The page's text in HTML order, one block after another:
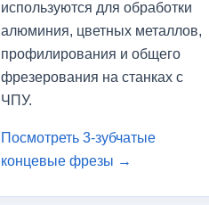
используются для обработки
алюминия, цветных металлов,
профилирования и общего
фрезерования на станках с
ЧПУ.
Посмотреть 3-зубчатые
концевые фрезы →